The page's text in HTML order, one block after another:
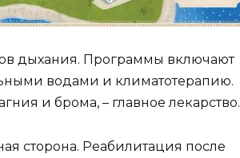
дыхания. Программы включают
водами и климатотерапию.
и брома, – главное лекарство.
сторона. Реабилитация после